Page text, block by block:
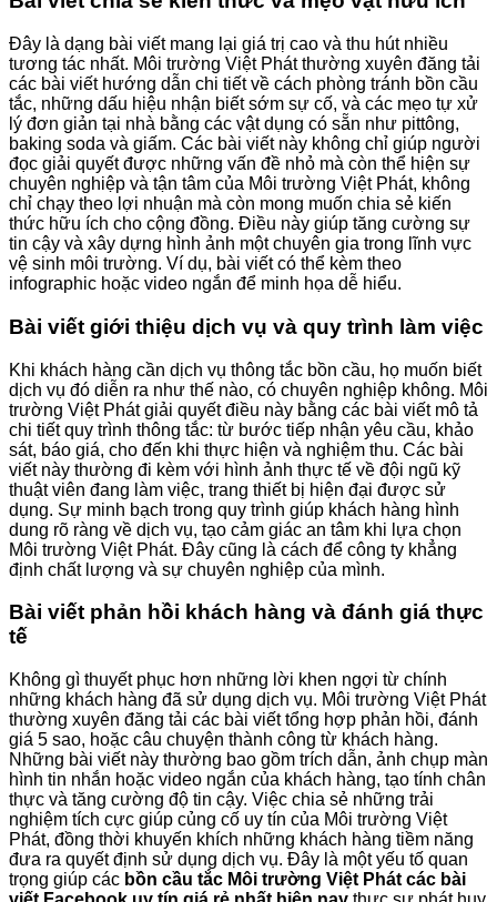
Đây là dạng bài viết mang lại giá trị cao và thu hút nhiều
tương tác nhất. Môi trường Việt Phát thường xuyên đăng tải
các bài viết hướng dẫn chi tiết về cách phòng tránh bồn cầu
tắc, những dấu hiệu nhận biết sớm sự cố, và các mẹo tự xử
lý đơn giản tại nhà bằng các vật dụng có sẵn như pittông,
baking soda và giấm. Các bài viết này không chỉ giúp người
đọc giải quyết được những vấn đề nhỏ mà còn thể hiện sự
chuyên nghiệp và tận tâm của Môi trường Việt Phát, không
chỉ chạy theo lợi nhuận mà còn mong muốn chia sẻ kiến
thức hữu ích cho cộng đồng. Điều này giúp tăng cường sự
tin cậy và xây dựng hình ảnh một chuyên gia trong lĩnh vực
vệ sinh môi trường. Ví dụ, bài viết có thể kèm theo
infographic hoặc video ngắn để minh họa dễ hiểu.
Bài viết giới thiệu dịch vụ và quy trình làm việc
Khi khách hàng cần dịch vụ thông tắc bồn cầu, họ muốn biết
dịch vụ đó diễn ra như thế nào, có chuyên nghiệp không. Môi
trường Việt Phát giải quyết điều này bằng các bài viết mô tả
chi tiết quy trình thông tắc: từ bước tiếp nhận yêu cầu, khảo
sát, báo giá, cho đến khi thực hiện và nghiệm thu. Các bài
viết này thường đi kèm với hình ảnh thực tế về đội ngũ kỹ
thuật viên đang làm việc, trang thiết bị hiện đại được sử
dụng. Sự minh bạch trong quy trình giúp khách hàng hình
dung rõ ràng về dịch vụ, tạo cảm giác an tâm khi lựa chọn
Môi trường Việt Phát. Đây cũng là cách để công ty khẳng
định chất lượng và sự chuyên nghiệp của mình.
Bài viết phản hồi khách hàng và đánh giá thực
tế
Không gì thuyết phục hơn những lời khen ngợi từ chính
những khách hàng đã sử dụng dịch vụ. Môi trường Việt Phát
thường xuyên đăng tải các bài viết tổng hợp phản hồi, đánh
giá 5 sao, hoặc câu chuyện thành công từ khách hàng.
Những bài viết này thường bao gồm trích dẫn, ảnh chụp màn
hình tin nhắn hoặc video ngắn của khách hàng, tạo tính chân
thực và tăng cường độ tin cậy. Việc chia sẻ những trải
nghiệm tích cực giúp củng cố uy tín của Môi trường Việt
Phát, đồng thời khuyến khích những khách hàng tiềm năng
đưa ra quyết định sử dụng dịch vụ. Đây là một yếu tố quan
trọng giúp các bồn cầu tắc Môi trường Việt Phát các bài